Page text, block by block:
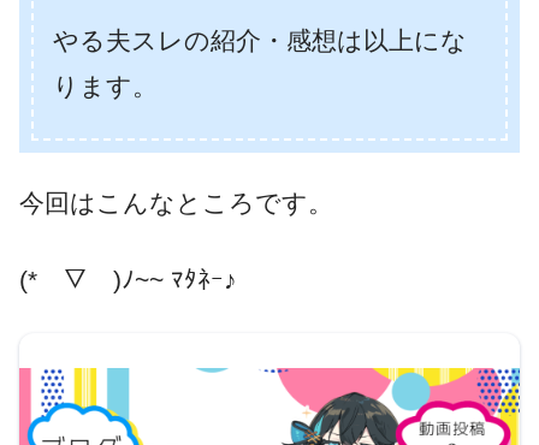
やる夫スレの紹介・感想は以上にな
ります。
今回はこんなところです。
(*￣▽￣)ﾉ~~ ﾏﾀﾈｰ♪